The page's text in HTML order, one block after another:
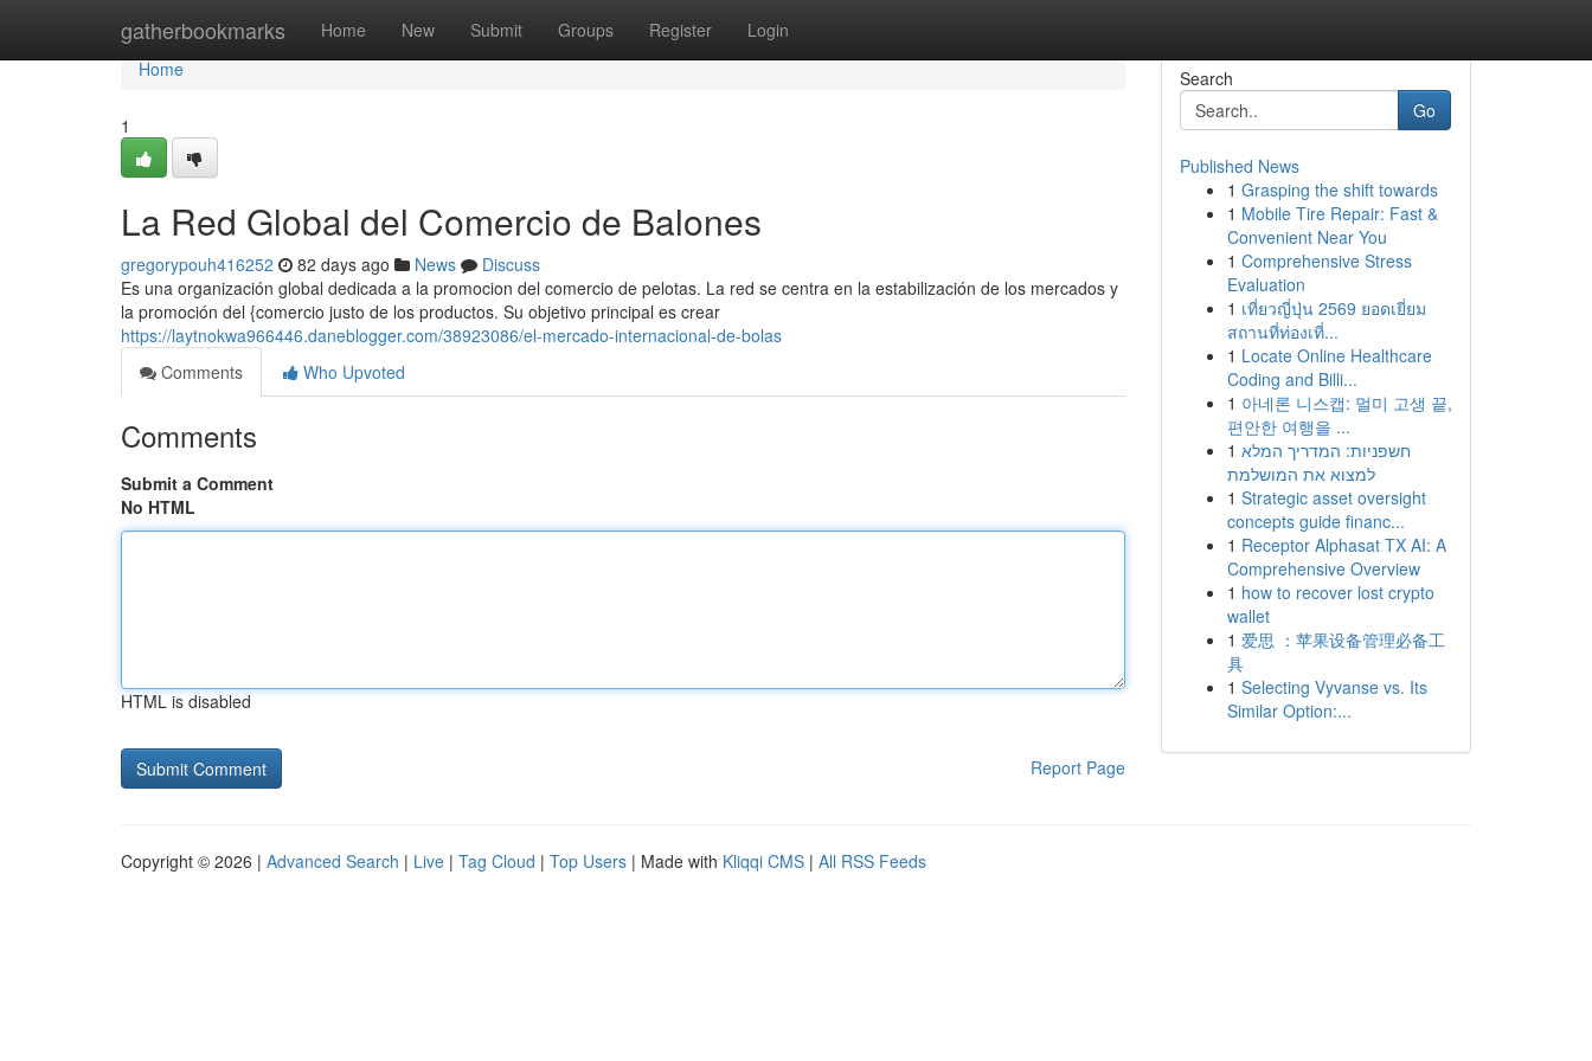
gatherbookmarks Home New Submit Groups Register Login
Home
Home
1
La Red Global del Comercio de Balones
gregorypouh416252 82 days ago News
Discuss
Es una organización global dedicada a la promocion del comercio de pelotas. La red se centra en la estabilización de los mercados y
la promoción del {comercio justo de los productos. Su objetivo principal es crear
https://laytnokwa966446.daneblogger.com/38923086/el-mercado-internacional-de-bolas
Comments
Who Upvoted
Comments
Submit a Comment
No HTML
HTML is disabled
Report Page
Search
Go
Published News
1 Grasping the shift towards
1 Mobile Tire Repair: Fast &
Convenient Near You
1 Comprehensive Stress
Evaluation
1 เที่ยวญี่ปุ่น 2569 ยอดเยี่ยม
สถานที่ท่องเที่...
1 Locate Online Healthcare
Coding and Billi...
1 아네론 니스캡: 멀미 고생 끝,
편안한 여행을 ...
1 חשפניות: המדריך המלא
למצוא את המושלמת
1 Strategic asset oversight
concepts guide financ...
1 Receptor Alphasat TX AI: A
Comprehensive Overview
1 how to recover lost crypto
wallet
1 爱思 ：苹果设备管理必备工
具
1 Selecting Vyvanse vs. Its
Similar Option:...
Copyright © 2026 | Advanced Search | Live | Tag Cloud | Top Users | Made with Kliqqi CMS | All RSS Feeds